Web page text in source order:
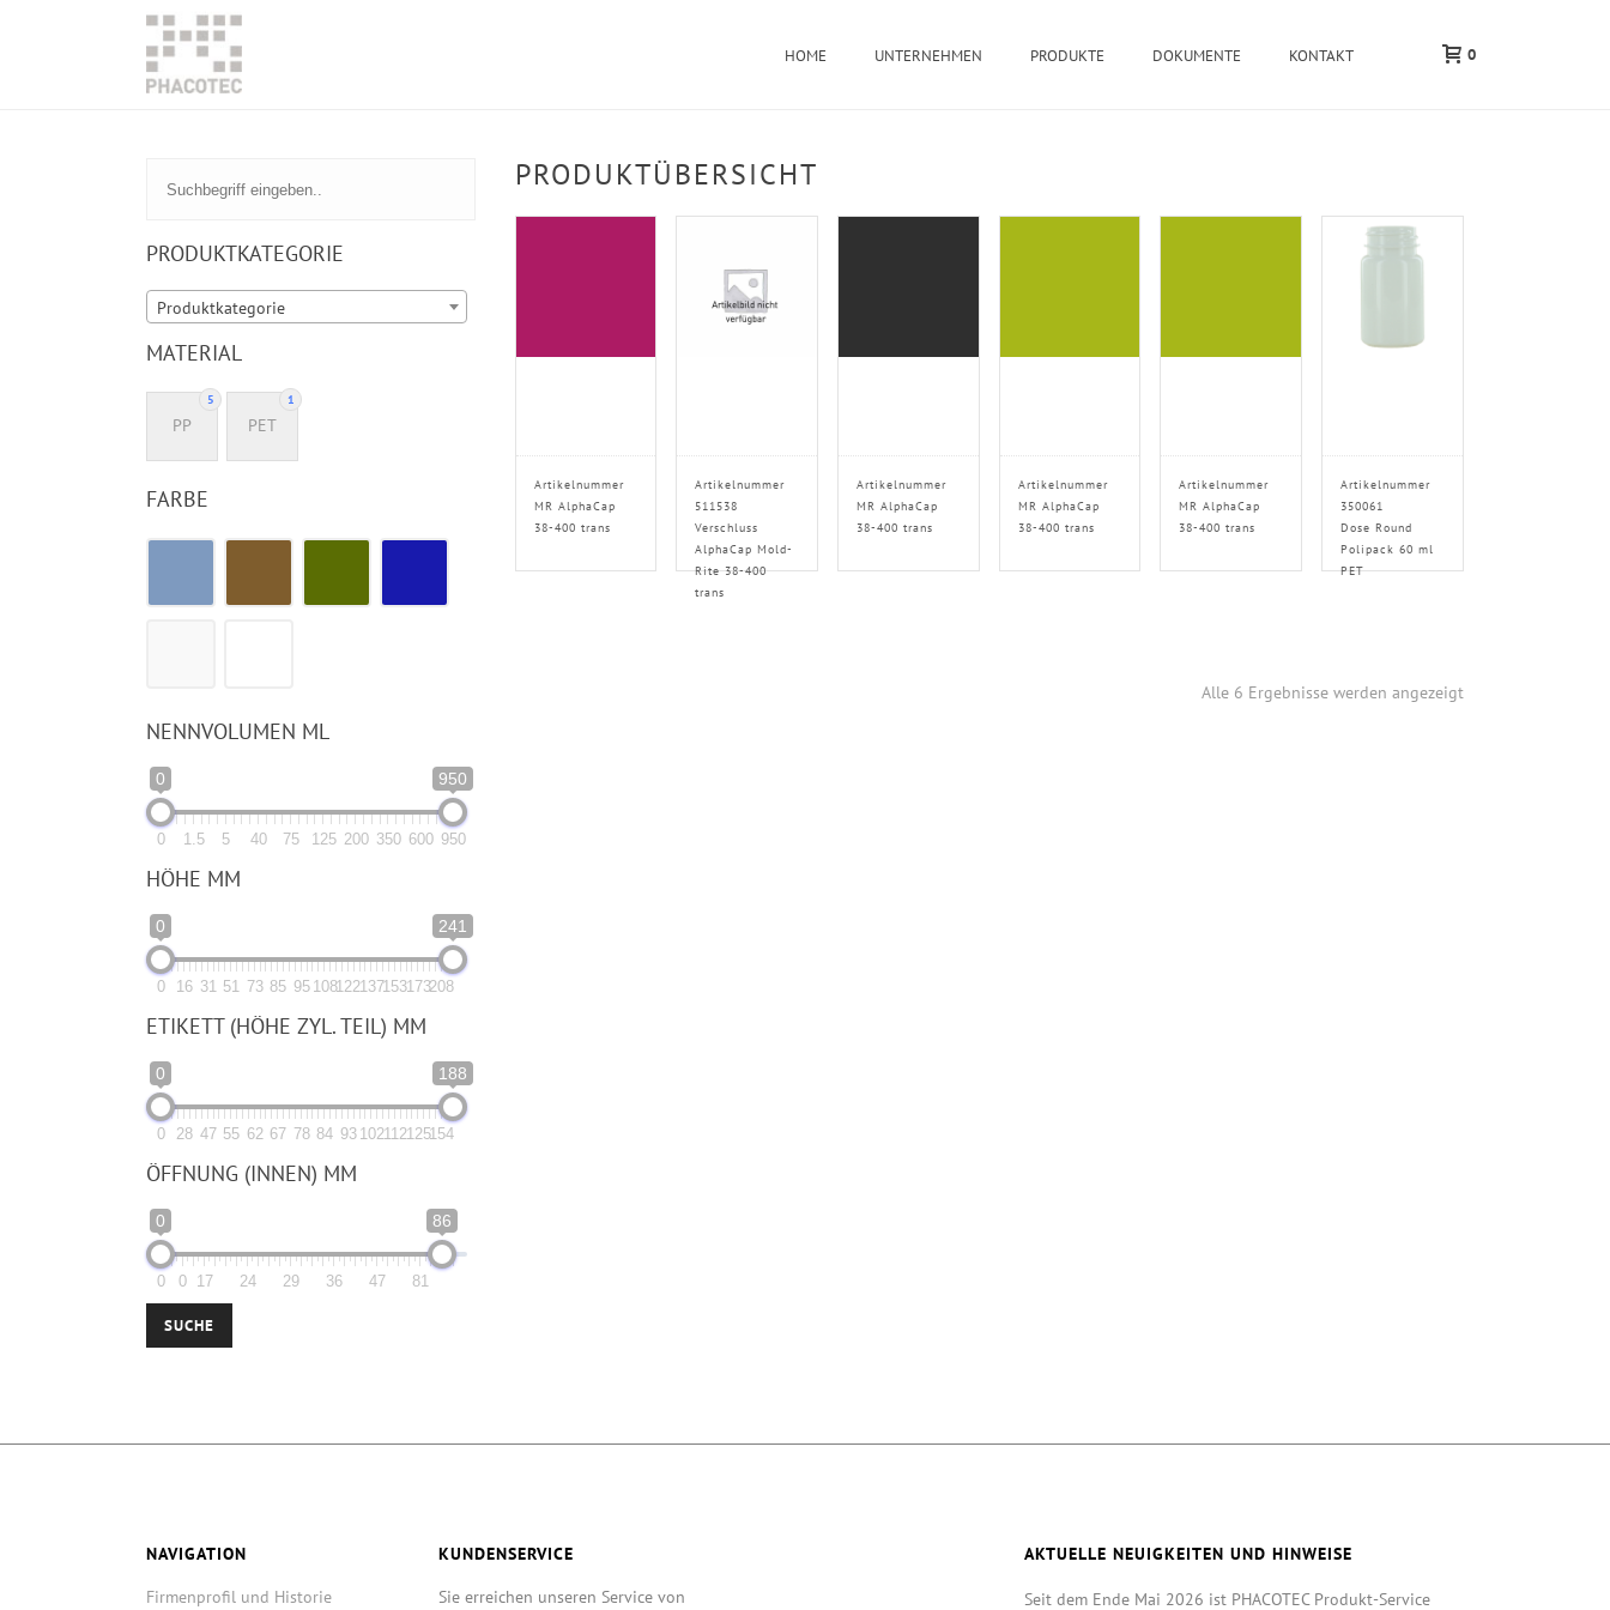
HOME UNTERNEHMEN PRODUKTE DOKUMENTE KONTAKT 0
PRODUKTÜBERSICHT
Artikelnummer
MR AlphaCap
38-400 trans
Artikelnummer
511538
Verschluss
AlphaCap Mold-
Rite 38-400
trans
Artikelnummer
MR AlphaCap
38-400 trans
Artikelnummer
MR AlphaCap
38-400 trans
Artikelnummer
MR AlphaCap
38-400 trans
Artikelnummer
350061
Dose Round
Polipack 60 ml
PET
Alle 6 Ergebnisse werden angezeigt
PRODUKTKATEGORIE
Produktkategorie
MATERIAL
5
PP
1
PET
FARBE
NENNVOLUMEN ML
0 950
0 1.5 5 40 75 125 200 350 600 950
HÖHE MM
0 241
0 16 31 51 73 85 95 108122137153173208
ETIKETT (HÖHE ZYL. TEIL) MM
0 188
0 28 47 55 62 67 78 84 93 102112125154
ÖFFNUNG (INNEN) MM
0 86
0 0 17 24 29 36 47 81
SUCHE
NAVIGATION
Firmenprofil und Historie
KUNDENSERVICE
Sie erreichen unseren Service von
AKTUELLE NEUIGKEITEN UND HINWEISE
Seit dem Ende Mai 2026 ist PHACOTEC Produkt-Service